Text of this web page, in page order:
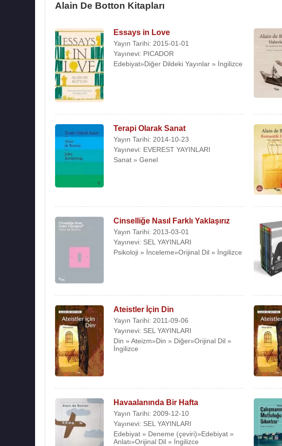
Alain De Botton Kitapları
Essays in Love
Yayın Tarihi: 2015-01-01
Yayınevi: PICADOR
Edebiyat»Diğer Dildeki Yayınlar » İngilizce
Terapi Olarak Sanat
Yayın Tarihi: 2014-10-23
Yayınevi: EVEREST YAYINLARI
Sanat » Genel
Cinselliğe Nasıl Farklı Yaklaşırız
Yayın Tarihi: 2013-03-01
Yayınevi: SEL YAYINLARI
Psikoloji » İnceleme»Orijinal Dil » İngilizce
Ateistler İçin Din
Yayın Tarihi: 2011-09-06
Yayınevi: SEL YAYINLARI
Din » Ateizm»Din » Diğer»Orijinal Dil »
İngilizce
Havaalanında Bir Hafta
Yayın Tarihi: 2009-12-10
Yayınevi: SEL YAYINLARI
Edebiyat » Deneme (çeviri)»Edebiyat »
Anlatı»Orijinal Dil » İngilizce